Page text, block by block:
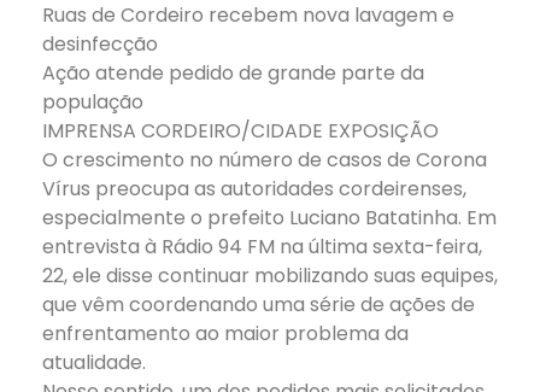
Ruas de Cordeiro recebem nova lavagem e
desinfecção
Ação atende pedido de grande parte da
população
IMPRENSA CORDEIRO/CIDADE EXPOSIÇÃO
O crescimento no número de casos de Corona
Vírus preocupa as autoridades cordeirenses,
especialmente o prefeito Luciano Batatinha. Em
entrevista à Rádio 94 FM na última sexta-feira,
22, ele disse continuar mobilizando suas equipes,
que vêm coordenando uma série de ações de
enfrentamento ao maior problema da
atualidade.